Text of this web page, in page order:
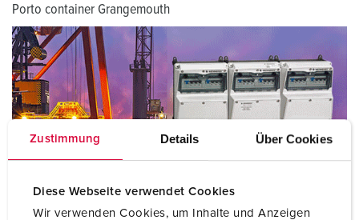
Zustimmung Details Über Cookies
Diese Webseite verwendet Cookies
Wir verwenden Cookies, um Inhalte und Anzeigen
Porto container Grangemouth